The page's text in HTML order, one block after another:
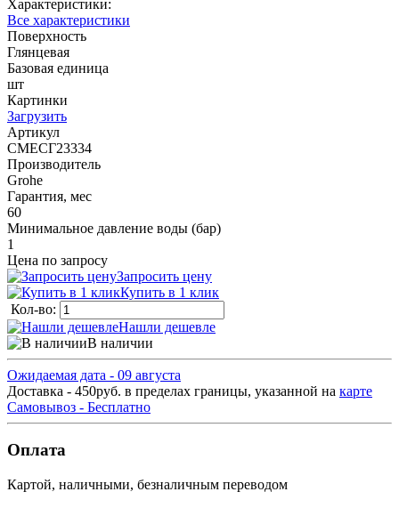
Характеристики:
Все характеристики
Поверхность
Глянцевая
Базовая единица
шт
Картинки
Загрузить
Артикул
СМЕСГ23334
Производитель
Grohe
Гарантия, мес
60
Минимальное давление воды (бар)
1
Цена по запросу
Запросить цену
Купить в 1 клик
Кол-во:
Нашли дешевле
В наличии
Ожидаемая дата - 09 августа
Доставка - 450руб. в пределах границы, указанной на карте
Самовывоз - Бесплатно
Оплата
Картой, наличными, безналичным переводом